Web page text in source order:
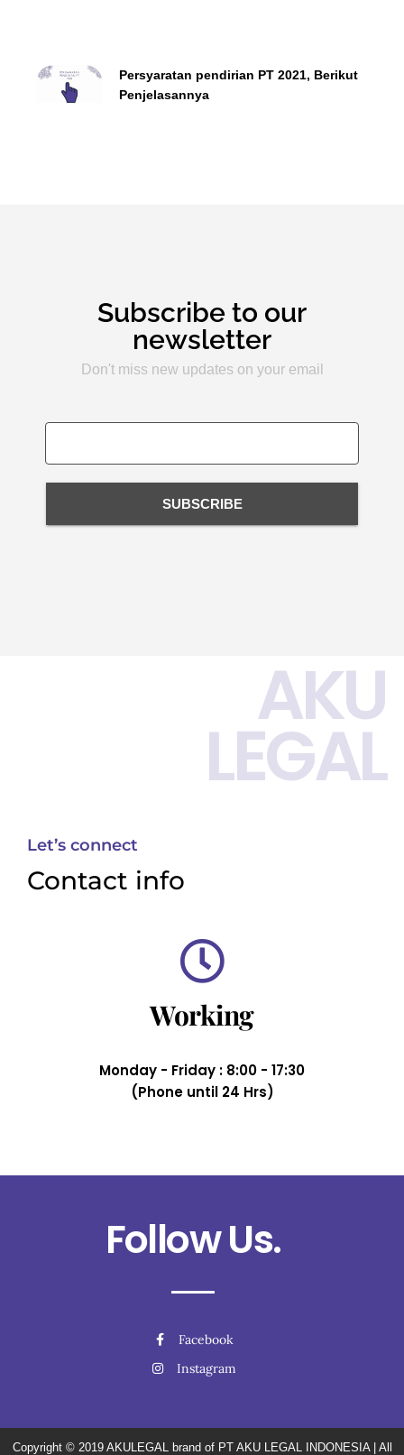
Persyaratan pendirian PT 2021, Berikut
Penjelasannya
Subscribe to our
newsletter
Don't miss new updates on your email
SUBSCRIBE
AKU
LEGAL
Let’s connect
Contact info
Working
Monday - Friday : 8:00 - 17:30
(Phone until 24 Hrs)
Follow Us.
Facebook
Instagram
Copyright © 2019 AKULEGAL brand of PT AKU LEGAL INDONESIA| All